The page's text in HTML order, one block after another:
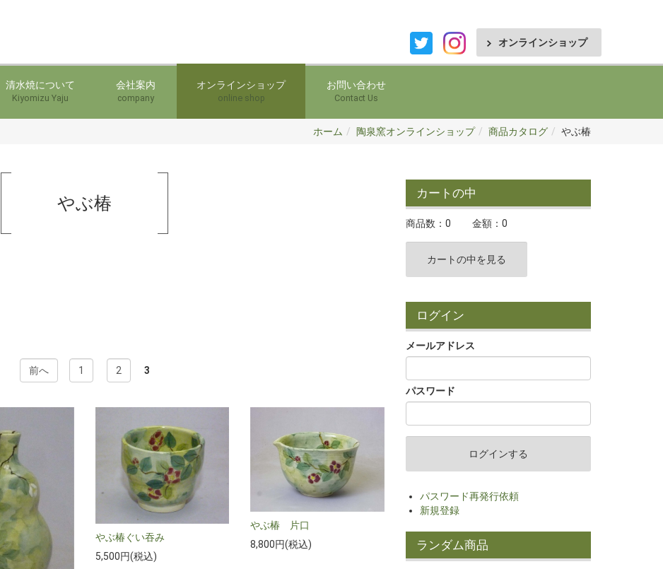
オンラインショップ
清水焼について
Kiyomizu Yaju
会社案内
company
オンラインショップ
online shop
お問い合わせ
Contact Us
ホーム 陶泉窯オンラインショップ 商品カタログ やぶ椿
やぶ椿
前へ 1 2 3
やぶ椿ぐい吞み
5,500円(税込)
やぶ椿 片口
8,800円(税込)
カートの中
商品数：0 金額：0
カートの中を見る
ログイン
メールアドレス
パスワード
パスワード再発行依頼
新規登録
ランダム商品